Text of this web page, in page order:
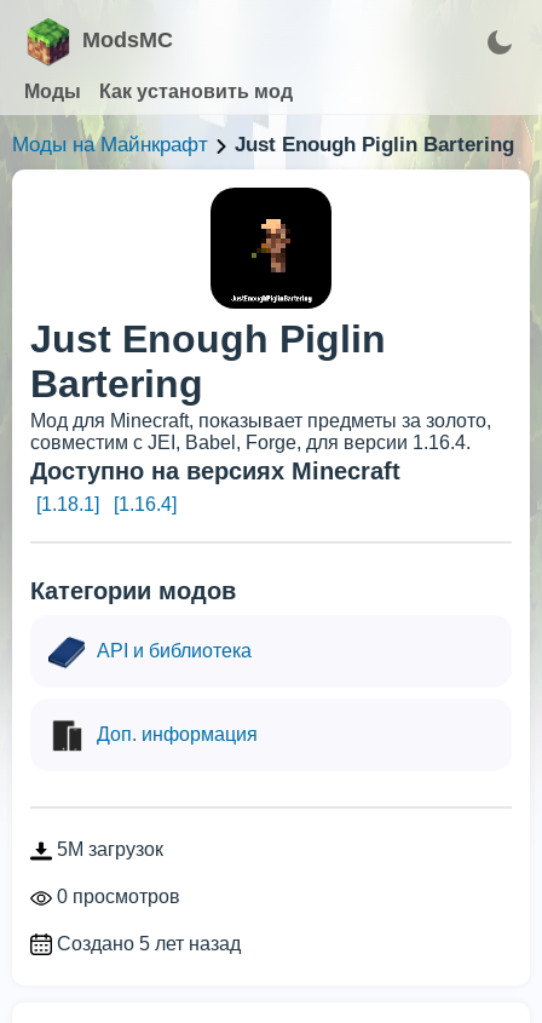
ModsMC
Моды Как установить мод
Моды на Майнкрафт Just Enough Piglin Bartering
Just Enough Piglin
Bartering
Мод для Minecraft, показывает предметы за золото,
совместим с JEI, Babel, Forge, для версии 1.16.4.
Доступно на версиях Minecraft
[1.18.1] [1.16.4]
Категории модов
API и библиотека
Доп. информация
5M загрузок
0 просмотров
Создано 5 лет назад